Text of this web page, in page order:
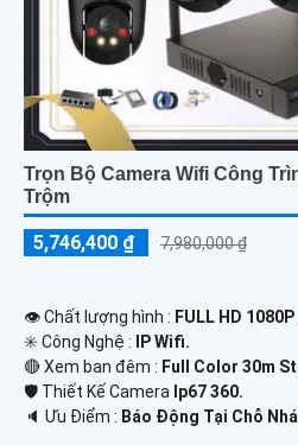
Trọn Bộ Camera Wifi Công
Trộm
5,746,400 ₫ 7,980,000 ₫
👁 Chất lượng hình : FULL HD 1080P
✳️ Công Nghệ :
IP Wifi.
🔴 Xem ban đêm : Full Color 30m
🛡 Thiết Kế Camera Ip67 360.
️🔈 Ưu Điểm : Báo Động Tại Chỗ